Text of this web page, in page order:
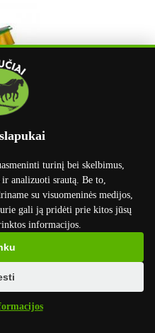
turinį bei skelbimus,
analizuoti srautą. Be to,
su visuomeninės medijos,
gali ją pridėti prie kitos jūsų
informacijos.
Z001/3", 2,1 m.